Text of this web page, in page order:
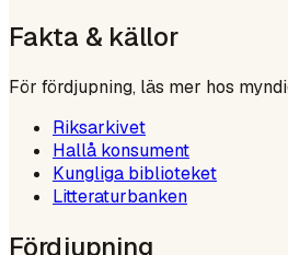
Fakta & källor
För fördjupning, läs mer hos
Riksarkivet
Hallå konsument
Kungliga biblioteket
Litteraturbanken
Fördjupning